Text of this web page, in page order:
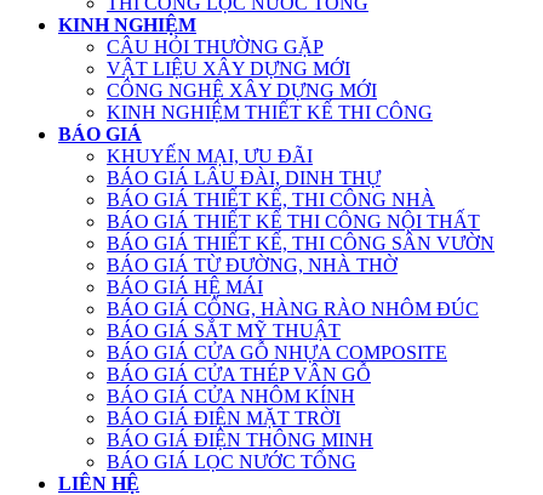
KINH NGHIỆM
CÂU HỎI THƯỜNG GẶP
VẬT LIỆU XÂY DỰNG MỚI
CÔNG NGHỆ XÂY DỰNG MỚI
KINH NGHIỆM THIẾT KẾ THI CÔNG
BÁO GIÁ
KHUYẾN MẠI, ƯU ĐÃI
BÁO GIÁ LÂU ĐÀI, DINH THỰ
BÁO GIÁ THIẾT KẾ, THI CÔNG NHÀ
BÁO GIÁ THIẾT KẾ THI CÔNG NỘI THẤT
BÁO GIÁ THIẾT KẾ, THI CÔNG SÂN VƯỜN
BÁO GIÁ TỪ ĐƯỜNG, NHÀ THỜ
BÁO GIÁ HỆ MÁI
BÁO GIÁ CỔNG, HÀNG RÀO NHÔM ĐÚC
BÁO GIÁ SẮT MỸ THUẬT
BÁO GIÁ CỬA GỖ NHỰA COMPOSITE
BÁO GIÁ CỬA THÉP VÂN GỖ
BÁO GIÁ CỬA NHÔM KÍNH
BÁO GIÁ ĐIỆN MẶT TRỜI
BÁO GIÁ ĐIỆN THÔNG MINH
BÁO GIÁ LỌC NƯỚC TỔNG
LIÊN HỆ